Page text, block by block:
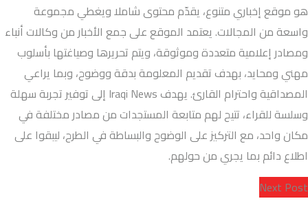
هو موقع إخباري متنوع، يقدّم محتوى شاملا ويغطي مجموعة
واسعة من المجالات. يعتمد الموقع على جمع الأخبار من وكالات أنباء
ومصادر إعلامية متعددة وموثوقة، ويتم تحريرها وصياغتها بأسلوب
مهني ومحايد، بهدف تقديم المعلومة بدقة ووضوح، وبما يراعي
المصداقية واحترام القارئ. يهدف Iraqi News إلى توفير تجربة سهلة
وسلسة للقراء، تتيح لهم متابعة المستجدات من مصادر مختلفة في
مكان واحد، مع التركيز على الوضوح والبساطة في الطرح، ليبقوا على
اطلاع دائم بما يجري من حولهم.
Next Post